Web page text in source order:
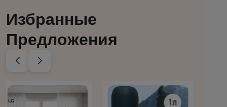
Избранные
Предложения